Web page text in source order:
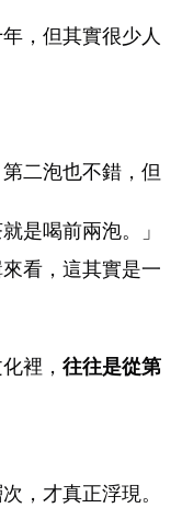
，但其實很少人
二泡也不錯，但
是喝前兩泡。」
看，這其實是一
裡， 往往是從第
，才真正浮現。